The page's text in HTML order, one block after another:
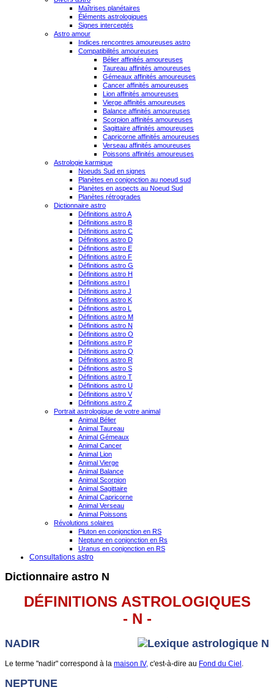
Maîtrises planétaires
Éléments astrologiques
Signes interceptés
Astro amour
Indices rencontres amoureuses astro
Compatibilités amoureuses
Bélier affinités amoureuses
Taureau affinités amoureuses
Gémeaux affinités amoureuses
Cancer affinités amoureuses
Lion affinités amoureuses
Vierge affinités amoureuses
Balance affinités amoureuses
Scorpion affinités amoureuses
Sagittaire affinités amoureuses
Capricorne affinités amoureuses
Verseau affinités amoureuses
Poissons affinités amoureuses
Astrologie karmique
Noeuds Sud en signes
Planètes en conjonction au noeud sud
Planètes en aspects au Noeud Sud
Planètes rétrogrades
Dictionnaire astro
Définitions astro A
Définitions astro B
Définitions astro C
Définitions astro D
Définitions astro E
Définitions astro F
Définitions astro G
Définitions astro H
Définitions astro I
Définitions astro J
Définitions astro K
Définitions astro L
Définitions astro M
Définitions astro N
Définitions astro O
Définitions astro P
Définitions astro Q
Définitions astro R
Définitions astro S
Définitions astro T
Définitions astro U
Définitions astro V
Définitions astro Z
Portrait astrologique de votre animal
Animal Bélier
Animal Taureau
Animal Gémeaux
Animal Cancer
Animal Lion
Animal Vierge
Animal Balance
Animal Scorpion
Animal Sagittaire
Animal Capricorne
Animal Verseau
Animal Poissons
Révolutions solaires
Pluton en conjonction en RS
Neptune en conjonction en Rs
Uranus en conjonction en RS
Consultations astro
Dictionnaire astro N
DÉFINITIONS ASTROLOGIQUES
- N -
NADIR
Le terme "nadir" correspond à la maison IV, c'est-à-dire au Fond du Ciel .
NEPTUNE